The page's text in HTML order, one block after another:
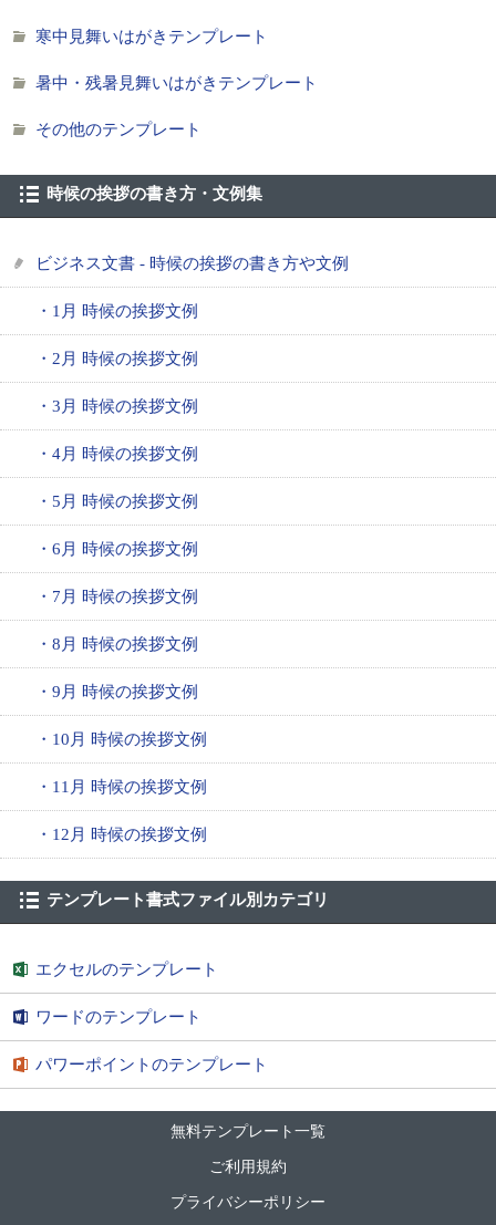
寒中見舞いはがきテンプレート
暑中・残暑見舞いはがきテンプレート
その他のテンプレート
時候の挨拶の書き方・文例集
ビジネス文書 - 時候の挨拶の書き方や文例
・1月 時候の挨拶文例
・2月 時候の挨拶文例
・3月 時候の挨拶文例
・4月 時候の挨拶文例
・5月 時候の挨拶文例
・6月 時候の挨拶文例
・7月 時候の挨拶文例
・8月 時候の挨拶文例
・9月 時候の挨拶文例
・10月 時候の挨拶文例
・11月 時候の挨拶文例
・12月 時候の挨拶文例
テンプレート書式ファイル別カテゴリ
エクセルのテンプレート
ワードのテンプレート
パワーポイントのテンプレート
無料テンプレート一覧
ご利用規約
プライバシーポリシー